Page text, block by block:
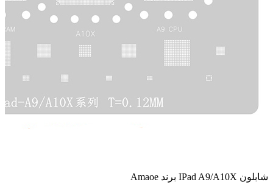
شابلون IPad A9/A10X برند Amaoe